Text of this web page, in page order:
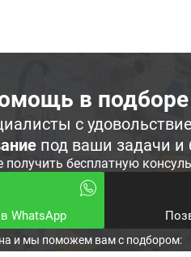
в подборе
с
под ваши задачи
бесплатную
WhatsApp
и мы поможем вам с подбором: